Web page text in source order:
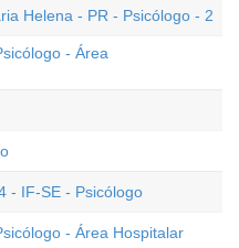
Helena - PR - Psicólogo - 2
- Área
- IF-SE - Psicólogo
- Área Hospitalar